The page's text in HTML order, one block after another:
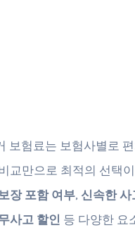
보험료는 보험사별로
교만으로 최적의 선택
장 포함 여부, 신속한 사
사고 할인 등 다양한 요